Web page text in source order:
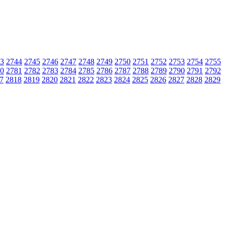
2744 2745 2746 2747 2748 2749 2750 2751 2752 2753 2754 2755
2781 2782 2783 2784 2785 2786 2787 2788 2789 2790 2791 2792
2818 2819 2820 2821 2822 2823 2824 2825 2826 2827 2828 2829